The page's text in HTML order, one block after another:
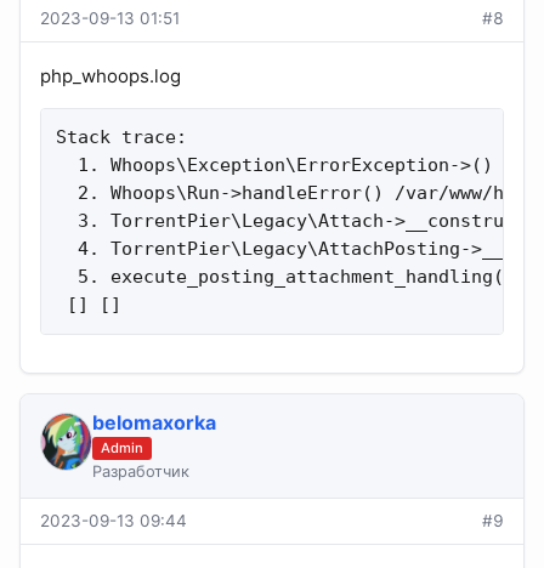
2023-09-13 01:51 #8
php_whoops.log
Stack trace:
1. Whoops\Exception\ErrorException->() /
2. Whoops\Run->handleError() /var/www/
3. TorrentPier\Legacy\Attach-
4. TorrentPier\Legacy\AttachPosting-
5. execute_posting_attachment_handling()
[] []
belomaxorka
Admin
Разработчик
2023-09-13 09:44 #9